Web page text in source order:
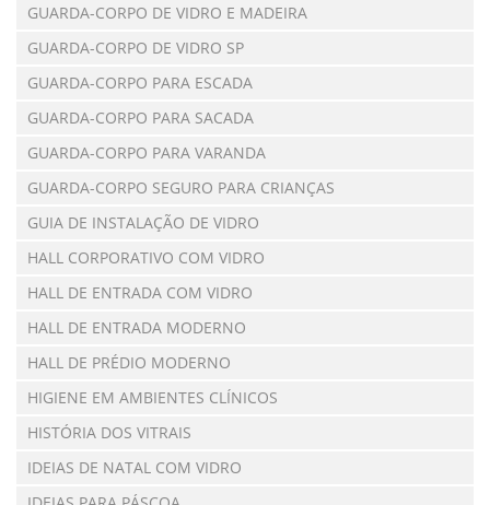
GUARDA-CORPO DE VIDRO E MADEIRA
GUARDA-CORPO DE VIDRO SP
GUARDA-CORPO PARA ESCADA
GUARDA-CORPO PARA SACADA
GUARDA-CORPO PARA VARANDA
GUARDA-CORPO SEGURO PARA CRIANÇAS
GUIA DE INSTALAÇÃO DE VIDRO
HALL CORPORATIVO COM VIDRO
HALL DE ENTRADA COM VIDRO
HALL DE ENTRADA MODERNO
HALL DE PRÉDIO MODERNO
HIGIENE EM AMBIENTES CLÍNICOS
HISTÓRIA DOS VITRAIS
IDEIAS DE NATAL COM VIDRO